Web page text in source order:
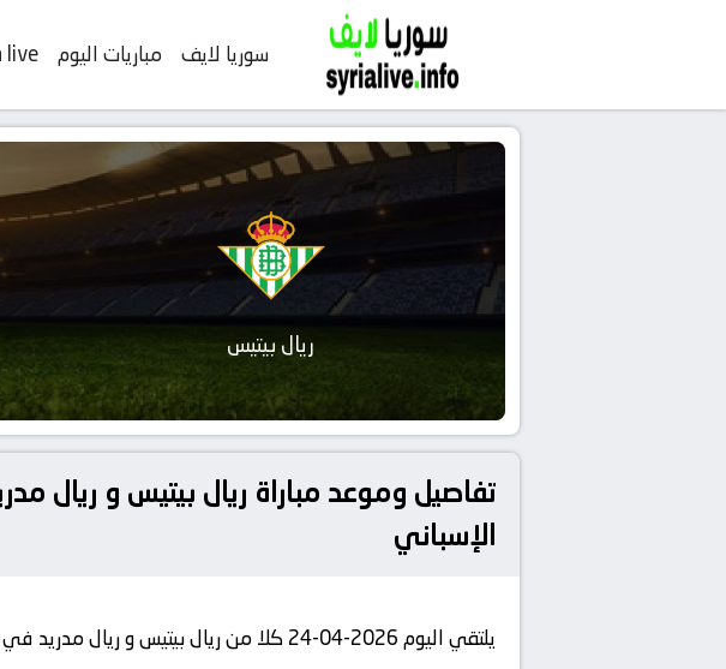
سوريا لايف مباريات اليوم live
ريال بيتيس
الإسباني
يلتقي اليوم 2026-04-24 كلا من ريال بيتيس و ريال مدريد في بطولة إسبانيا, الدوري الإسباني في تمام الساعة 22:00 بتوقيت مصر.